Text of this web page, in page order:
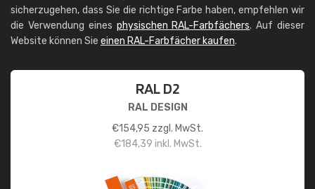
sicherzugehen, dass Sie die richtige Farbe haben, empfehlen wir
die Verwendung eines physischen RAL-Farbfächers. Auf dieser
Website können Sie einen RAL-Farbfächer kaufen.
RAL D2
RAL DESIGN
€154,95 zzgl. MwSt.
€184,39 inkl. MwSt.